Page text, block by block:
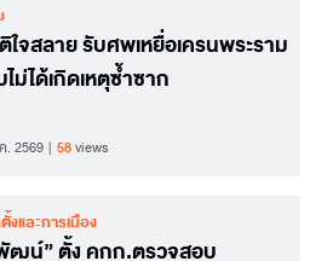
จสลาย รับศพเหยื่อเครนพระราม
ม่ได้เกิดเหตุซ้ำซาก
. 2569 58views
งและการเมือง
ฒน์” ตั้ง คกก.ตรวจสอบ